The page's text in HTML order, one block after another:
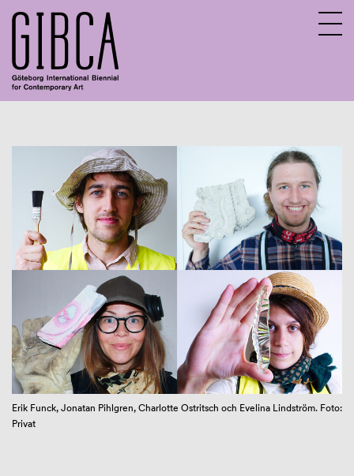
About GIBCA Extended
Extended program
Archive
Participating venues 2025
GIBCA Extended 2015
GIBCA Extended 2017
GIBCA Extended 2019
GIBCA Extended 2013
GIBCA Extended 2021
Exhibition
Actors 2021
Program 2021
GIBCA Extended 2023
Erik Funck, Jonatan Pihlgren, Charlotte Ostritsch och Evelina Lindström. Foto:
Privat